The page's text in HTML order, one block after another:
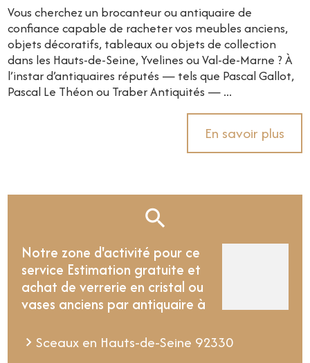
Vous cherchez un brocanteur ou antiquaire de
confiance capable de racheter vos meubles anciens,
objets décoratifs, tableaux ou objets de collection
dans les Hauts-de-Seine, Yvelines ou Val-de-Marne ? À
l’instar d’antiquaires réputés — tels que Pascal Gallot,
Pascal Le Théon ou Traber Antiquités — ...
En savoir plus
Notre zone d'activité pour ce
service Estimation gratuite et
achat de verrerie en cristal ou
vases anciens par antiquaire à
Sceaux en Hauts-de-Seine 92330